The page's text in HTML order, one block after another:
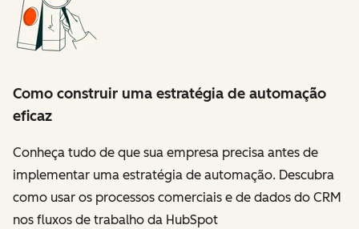
Como construir uma estratégia de automação
eficaz
Conheça tudo de que sua empresa precisa antes de
implementar uma estratégia de automação. Descubra
como usar os processos comerciais e de dados do CRM
nos fluxos de trabalho da HubSpot